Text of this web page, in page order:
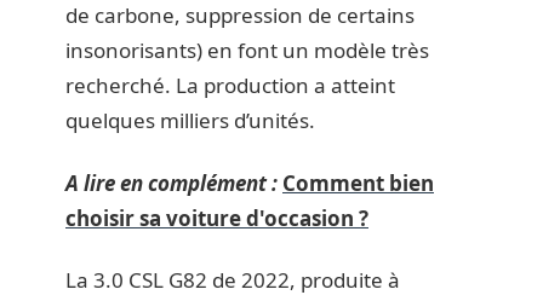
de carbone, suppression de certains
insonorisants) en font un modèle très
recherché. La production a atteint
quelques milliers d’unités.
A lire en complément : Comment bien
choisir sa voiture d'occasion ?
La 3.0 CSL G82 de 2022, produite à